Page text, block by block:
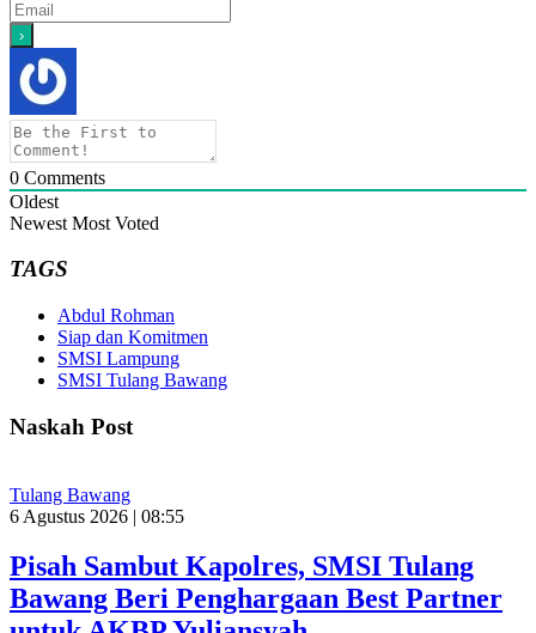
0 Comments
Oldest
Newest Most Voted
TAGS
Abdul Rohman
Siap dan Komitmen
SMSI Lampung
SMSI Tulang Bawang
Naskah Post
Tulang Bawang
6 Agustus 2026 | 08:55
Pisah Sambut Kapolres, SMSI Tulang
Bawang Beri Penghargaan Best Partner